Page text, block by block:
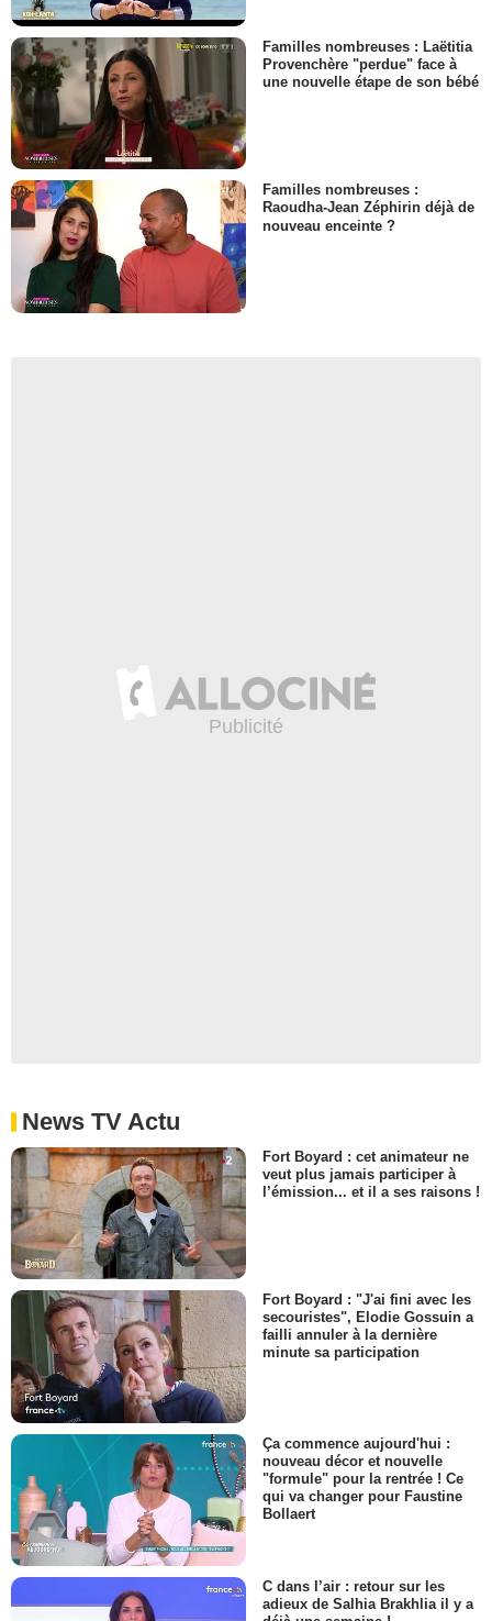
Familles nombreuses : Laëtitia
Provenchère "perdue" face à
une nouvelle étape de son bébé
Familles nombreuses :
Raoudha-Jean Zéphirin déjà de
nouveau enceinte ?
News TV Actu
Fort Boyard : cet animateur ne
veut plus jamais participer à
l’émission... et il a ses raisons !
Fort Boyard : "J'ai fini avec les
secouristes", Elodie Gossuin a
failli annuler à la dernière
minute sa participation
Ça commence aujourd'hui :
nouveau décor et nouvelle
"formule" pour la rentrée ! Ce
qui va changer pour Faustine
Bollaert
C dans l’air : retour sur les
adieux de Salhia Brakhlia il y a